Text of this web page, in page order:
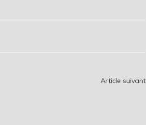
Article suivant